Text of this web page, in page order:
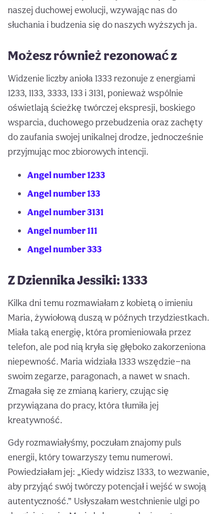
naszej duchowej ewolucji, wzywając nas do
słuchania i budzenia się do naszych wyższych ja.
Możesz również rezonować z
Widzenie liczby anioła 1333 rezonuje z energiami
1233, 1133, 3333, 133 i 3131, ponieważ wspólnie
oświetlają ścieżkę twórczej ekspresji, boskiego
wsparcia, duchowego przebudzenia oraz zachęty
do zaufania swojej unikalnej drodze, jednocześnie
przyjmując moc zbiorowych intencji.
Angel number 1233
Angel number 133
Angel number 3131
Angel number 111
Angel number 333
Z Dziennika Jessiki: 1333
Kilka dni temu rozmawiałam z kobietą o imieniu
Maria, żywiołową duszą w późnych trzydziestkach.
Miała taką energię, która promieniowała przez
telefon, ale pod nią kryła się głęboko zakorzeniona
niepewność. Maria widziała 1333 wszędzie—na
swoim zegarze, paragonach, a nawet w snach.
Zmagała się ze zmianą kariery, czując się
przywiązana do pracy, która tłumiła jej
kreatywność.
Gdy rozmawiałyśmy, poczułam znajomy puls
energii, który towarzyszy temu numerowi.
Powiedziałam jej: „Kiedy widzisz 1333, to wezwanie,
aby przyjąć swój twórczy potencjał i wejść w swoją
autentyczność.” Usłyszałam westchnienie ulgi po